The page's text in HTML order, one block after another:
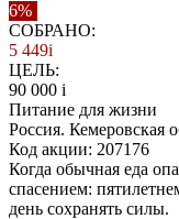
6%
СОБРАНО:
5 449i
ЦЕЛЬ:
90 000 i
Питание для жизни
Россия. Кемеровская
Код акции: 207176
Когда обычная еда
спасением:
день сохранять силы.